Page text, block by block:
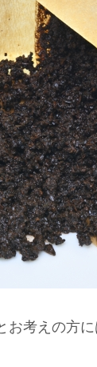
お考えの方